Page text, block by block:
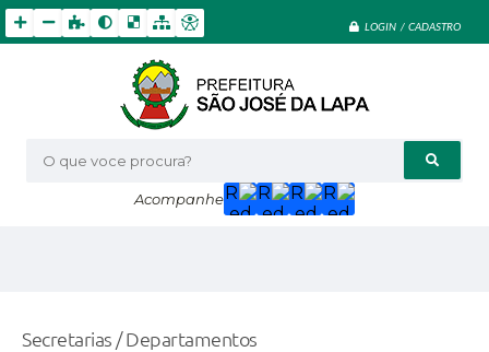
LOGIN / CADASTRO
O que voce procura?
Acompanhe
Secretarias / Departamentos